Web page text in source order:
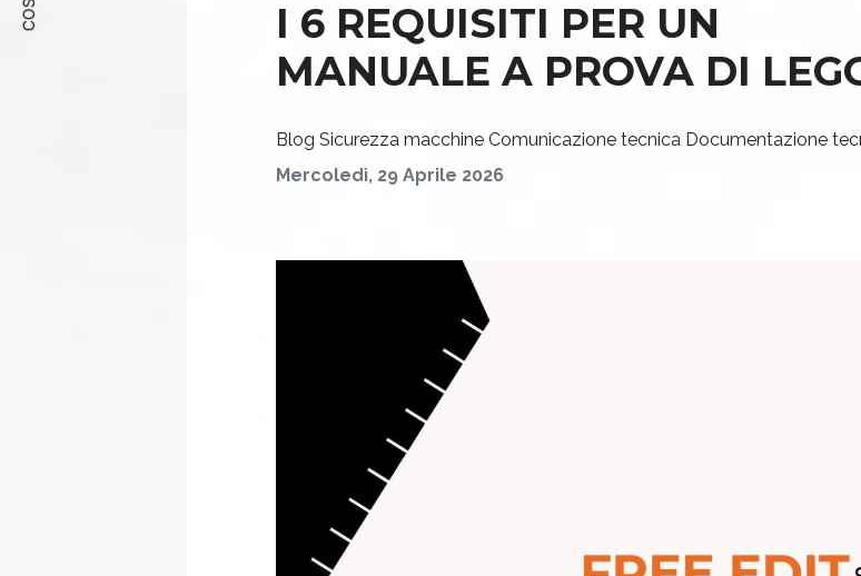
I 6 REQUISITI PER UN
MANUALE A PROVA DI
Blog Sicurezza macchine Comunicazione tecnica Documentazione
Mercoledì, 29 Aprile 2026